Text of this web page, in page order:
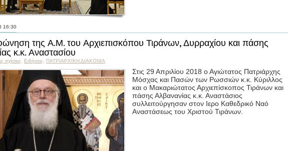
16:30
της Α.Μ. του Αρχιεπισκόπου Τιράνων, Δυρραχίου και πάσης
κ.κ. Αναστασίου
σχέσεις Ειδήσεις ПΑΤΡΙΑΡΧΙΚΗ ΔΙΑΚΟΝΙΑ
Στις 29 Απριλίου 2018 ο Αγιώτατος Πατριάρχης
Μόσχας και Πασών των Ρωσσιών κ.κ. Κύριλλος
και ο Μακαριώτατος Αρχιεπίσκοπος Τιράνων και
πάσης Αλβανανίας κ.κ. Αναστάσιος
συλλειτούργησαν στον Ιερο Καθεδρικό Ναό
Αναστάσεως του Χριστού Τιράνων.